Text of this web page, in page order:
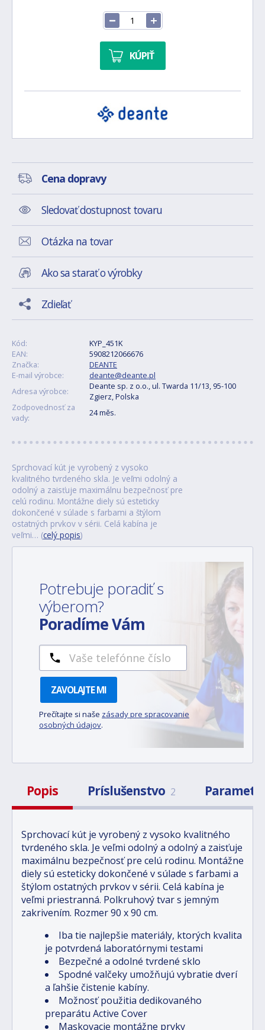
KÚPIŤ
Cena dopravy
Sledovať dostupnost tovaru
Otázka na tovar
Ako sa starať o výrobky
Zdieľať
Kód:
KYP_451K
EAN:
5908212066676
Značka:
DEANTE
E-mail výrobce:
deante@deante.pl
Adresa výrobce:
Deante sp. z o.o., ul. Twarda 11/13, 95-100
Zgierz, Polska
Zodpovednosť za
vady:
24 měs.
Sprchovací kút je vyrobený z vysoko
kvalitného tvrdeného skla. Je veľmi odolný a
odolný a zaisťuje maximálnu bezpečnosť pre
celú rodinu. Montážne diely sú esteticky
dokončené v súlade s farbami a štýlom
ostatných prvkov v sérii. Celá kabína je
veľmi… (celý popis)
Potrebuje poradiť s
výberom?
Poradíme Vám
ZAVOLAJTE MI
Prečítajte si naše zásady pre spracovanie
osobných údajov.
Popis Príslušenstvo 2
Sprchovací kút je vyrobený z vysoko kvalitného
tvrdeného skla. Je veľmi odolný a odolný a zaisťuje
maximálnu bezpečnosť pre celú rodinu. Montážne
diely sú esteticky dokončené v súlade s farbami a
štýlom ostatných prvkov v sérii. Celá kabína je
veľmi priestranná. Polkruhový tvar s jemným
zakrivením. Rozmer 90 x 90 cm.
Iba tie najlepšie materiály, ktorých kvalita
je potvrdená laboratórnymi testami
Bezpečné a odolné tvrdené sklo
Spodné valčeky umožňujú vybratie dverí
a ľahšie čistenie kabíny.
Možnosť použitia dedikovaného
preparátu Active Cover
Maskovacie montážne prvky